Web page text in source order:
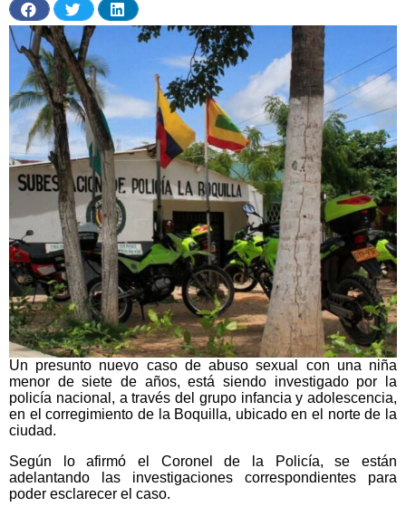
Un presunto nuevo caso de abuso sexual con una niña
menor de siete de años, está siendo investigado por la
policía nacional, a través del grupo infancia y adolescencia,
en el corregimiento de la Boquilla, ubicado en el norte de la
ciudad.
Según lo afirmó el Coronel de la Policía, se están
adelantando las investigaciones correspondientes para
poder esclarecer el caso.